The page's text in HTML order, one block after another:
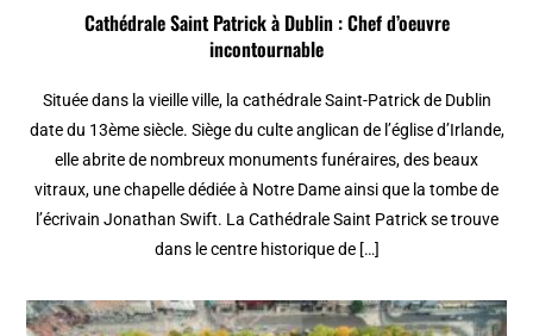
Cathédrale Saint Patrick à Dublin : Chef d’oeuvre
incontournable
Située dans la vieille ville, la cathédrale Saint-Patrick de Dublin
date du 13ème siècle. Siège du culte anglican de l’église d’Irlande,
elle abrite de nombreux monuments funéraires, des beaux
vitraux, une chapelle dédiée à Notre Dame ainsi que la tombe de
l’écrivain Jonathan Swift. La Cathédrale Saint Patrick se trouve
dans le centre historique de […]